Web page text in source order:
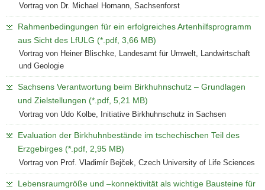
Vortrag von Dr. Michael Homann, Sachsenforst
Rahmenbedingungen für ein erfolgreiches Artenhilfsprogramm
aus Sicht des LfULG (*.pdf, 3,66 MB)
Vortrag von Heiner Blischke, Landesamt für Umwelt, Landwirtschaft
und Geologie
Sachsens Verantwortung beim Birkhuhnschutz – Grundlagen
und Zielstellungen (*.pdf, 5,21 MB)
Vortrag von Udo Kolbe, Initiative Birkhuhnschutz in Sachsen
Evaluation der Birkhuhnbestände im tschechischen Teil des
Erzgebirges (*.pdf, 2,95 MB)
Vortrag von Prof. Vladimír Bejček, Czech University of Life Sciences
Lebensraumgröße und –konnektivität als wichtige Bausteine für